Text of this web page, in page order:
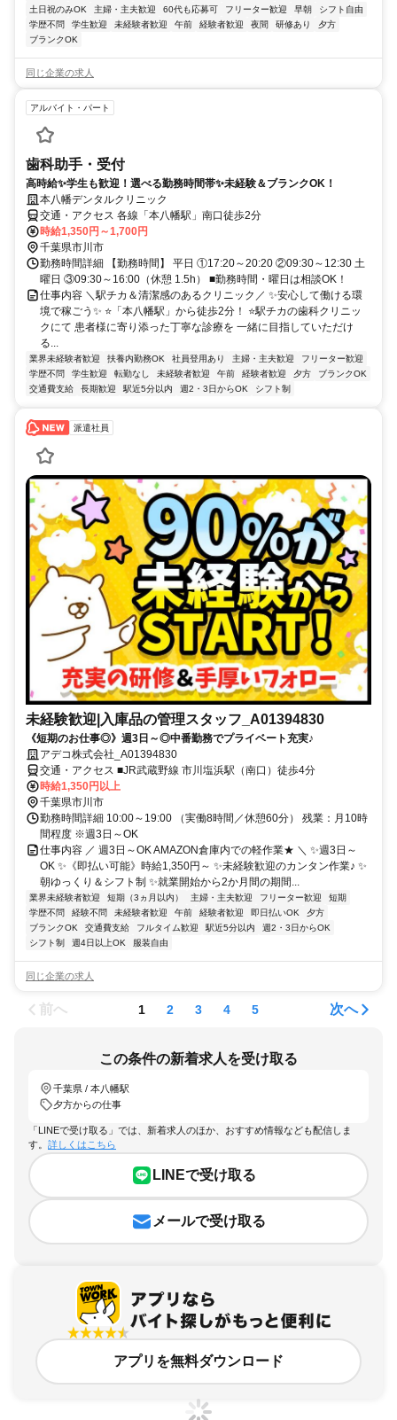
土日祝のみOK
主婦・主夫歓迎 60代も応募可 フリーター歓迎 早朝
シフト自由
学歴不問
学生歓迎 未経験者歓迎 午前 経験者歓迎 夜間 研修あり
夕方
ブランクOK
同じ企業の求人
アルバイト・パート
歯科助手・受付
高時給✨学生も歓迎！選べる勤務時間帯✨未経験＆ブランクOK！
本八幡デンタルクリニック
交通・アクセス 各線「本八幡駅」南口徒歩2分
時給1,350円～1,700円
千葉県市川市
勤務時間詳細 【勤務時間】 平日 ①17:20～20:20 ②09:30～12:30 土
曜日 ③09:30～16:00（休憩 1.5h） ■勤務時間・曜日は相談OK！
仕事内容 ＼駅チカ＆清潔感のあるクリニック／ ✨安心して働ける環
境で稼ごう✨ ⭐「本八幡駅」から徒歩2分！ ⭐駅チカの歯科クリニッ
クにて 患者様に寄り添った丁寧な診療を 一緒に目指していただけ
る...
業界未経験者歓迎 扶養内勤務OK 社員登用あり 主婦・主夫歓迎
フリーター歓迎
学歴不問
学生歓迎 転勤なし 未経験者歓迎 午前 経験者歓迎 夕方
ブランクOK
交通費支給
長期歓迎 駅近5分以内 週2・3日からOK シフト制
派遣社員
未経験歓迎|入庫品の管理スタッフ_A01394830
《短期のお仕事◎》週3日～◎中番勤務でプライベート充実♪
アデコ株式会社_A01394830
交通・アクセス ■JR武蔵野線 市川塩浜駅（南口）徒歩4分
時給1,350円以上
千葉県市川市
勤務時間詳細 10:00～19:00 （実働8時間／休憩60分） 残業：月10時
間程度 ※週3日～OK
仕事内容 ／ 週3日～OK AMAZON倉庫内での軽作業★ ＼ ✨週3日～
OK ✨《即払い可能》時給1,350円～ ✨未経験歓迎のカンタン作業♪ ✨
朝ゆっくり＆シフト制 ✨就業開始から2か月間の期間...
業界未経験者歓迎 短期（3ヵ月以内） 主婦・主夫歓迎 フリーター歓迎
短期
学歴不問
経験不問 未経験者歓迎 午前 経験者歓迎 即日払いOK
夕方
ブランクOK
交通費支給 フルタイム歓迎 駅近5分以内
週2・3日からOK
シフト制
週4日以上OK 服装自由
同じ企業の求人
前へ 1 2 3 4 5 次へ
この条件の新着求人を受け取る
千葉県 / 本八幡駅
夕方からの仕事
「LINEで受け取る」では、新着求人のほか、おすすめ情報なども配信しま
す。 詳しくはこちら
LINEで受け取る
メールで受け取る
アプリを無料ダウンロード